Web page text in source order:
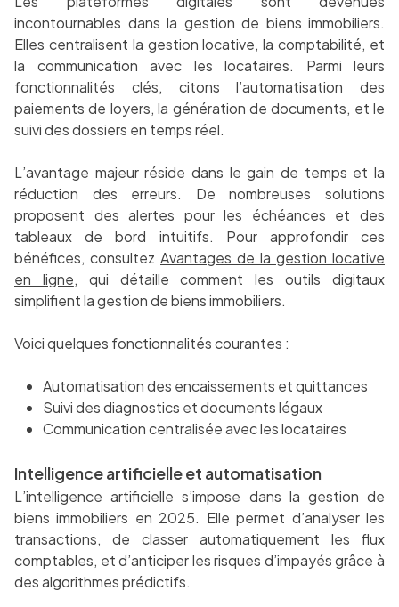
incontournables dans la gestion de biens immobiliers.
Elles centralisent la gestion locative, la comptabilité, et
la communication avec les locataires. Parmi leurs
fonctionnalités clés, citons l’automatisation des
paiements de loyers, la génération de documents, et le
suivi des dossiers en temps réel.
L’avantage majeur réside dans le gain de temps et la
réduction des erreurs. De nombreuses solutions
proposent des alertes pour les échéances et des
tableaux de bord intuitifs. Pour approfondir ces
bénéfices, consultez Avantages de la gestion locative
en ligne, qui détaille comment les outils digitaux
simplifient la gestion de biens immobiliers.
Voici quelques fonctionnalités courantes :
Automatisation des encaissements et quittances
Suivi des diagnostics et documents légaux
Communication centralisée avec les locataires
Intelligence artificielle et automatisation
L’intelligence artificielle s’impose dans la gestion de
biens immobiliers en 2025. Elle permet d’analyser les
transactions, de classer automatiquement les flux
comptables, et d’anticiper les risques d’impayés grâce à
des algorithmes prédictifs.